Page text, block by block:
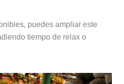
puedes ampliar este
tiempo de relax o